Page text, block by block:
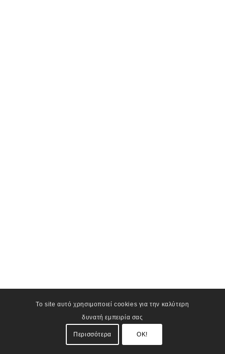
Το site αυτό χρησιμοποιεί cookies για την καλύτερη
δυνατή εμπειρία σας
Περισσότερα OK!